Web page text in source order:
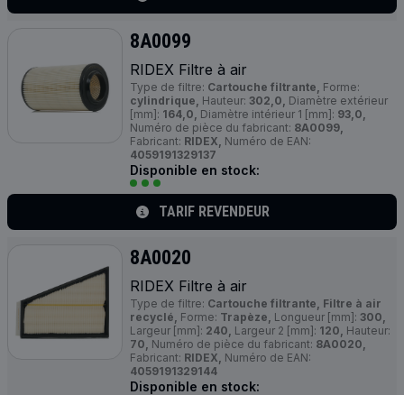
8A0099
RIDEX Filtre à air
Type de filtre: Cartouche filtrante, Forme:
cylindrique, Hauteur: 302,0, Diamètre extérieur
[mm]: 164,0, Diamètre intérieur 1 [mm]: 93,0,
Numéro de pièce du fabricant: 8A0099,
Fabricant: RIDEX, Numéro de EAN:
4059191329137
Disponible en stock:
TARIF REVENDEUR
8A0020
RIDEX Filtre à air
Type de filtre: Cartouche filtrante, Filtre à air
recyclé, Forme: Trapèze, Longueur [mm]: 300,
Largeur [mm]: 240, Largeur 2 [mm]: 120, Hauteur:
70, Numéro de pièce du fabricant: 8A0020,
Fabricant: RIDEX, Numéro de EAN:
4059191329144
Disponible en stock: